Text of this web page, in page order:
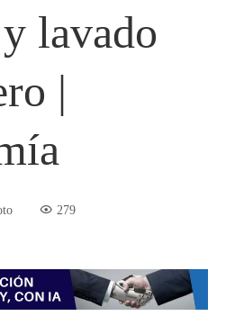
lavado
|
279